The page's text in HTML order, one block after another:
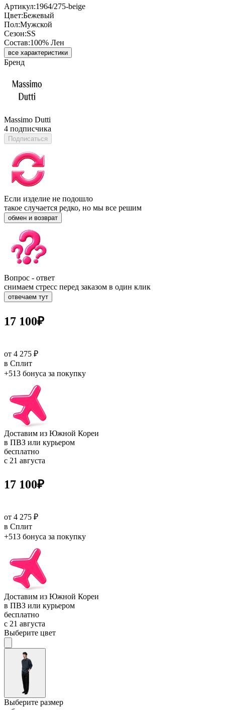
Артикул:1964/275-beige
Цвет:Бежевый
Пол:Мужской
Сезон:SS
Состав:100% Лен
все характеристики
Бренд
Massimo Dutti
4 подписчика
Подписаться
Если изделие не подошло
такое случается редко, но мы все решим
обмен и возврат
Вопрос - ответ
снимаем стресс перед заказом в один клик
отвечаем тут
17 100₽
от 4 275 ₽
в Сплит
+513 бонуса за покупку
Доставим из Южной Кореи
в ПВЗ или курьером
бесплатно
с 21 августа
17 100₽
от 4 275 ₽
в Сплит
+513 бонуса за покупку
Доставим из Южной Кореи
в ПВЗ или курьером
бесплатно
с 21 августа
Выберите цвет
Выберите размер